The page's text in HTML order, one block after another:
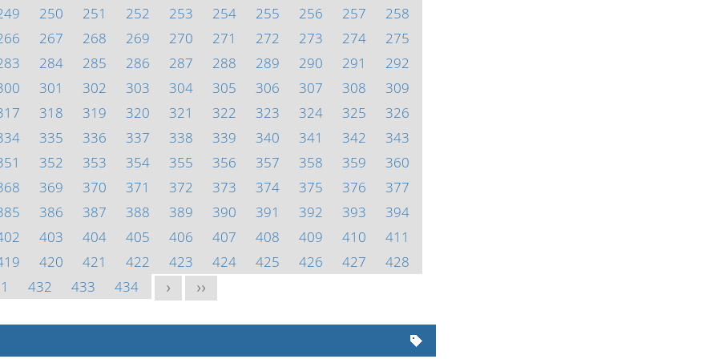
250 251 252 253 254 255 256 257
258
267 268 269 270 271 272 273 274
275
284 285 286 287 288 289 290 291
292
301 302 303 304 305 306 307 308
309
318 319 320 321 322 323 324 325
326
335 336 337 338 339 340 341 342
343
352 353 354 355 356 357 358 359
360
369 370 371 372 373 374 375 376
377
386 387 388 389 390 391 392 393
394
403 404 405 406 407 408 409 410
411
420 421 422 423 424 425 426 427
428
432 433 434 > >>